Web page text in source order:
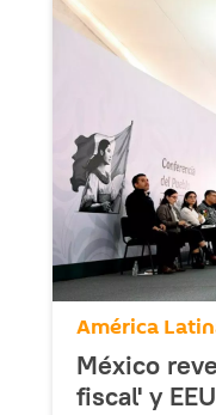
América
México
fiscal' y